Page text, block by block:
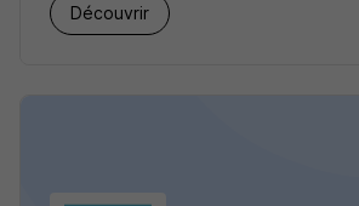
Découvrir